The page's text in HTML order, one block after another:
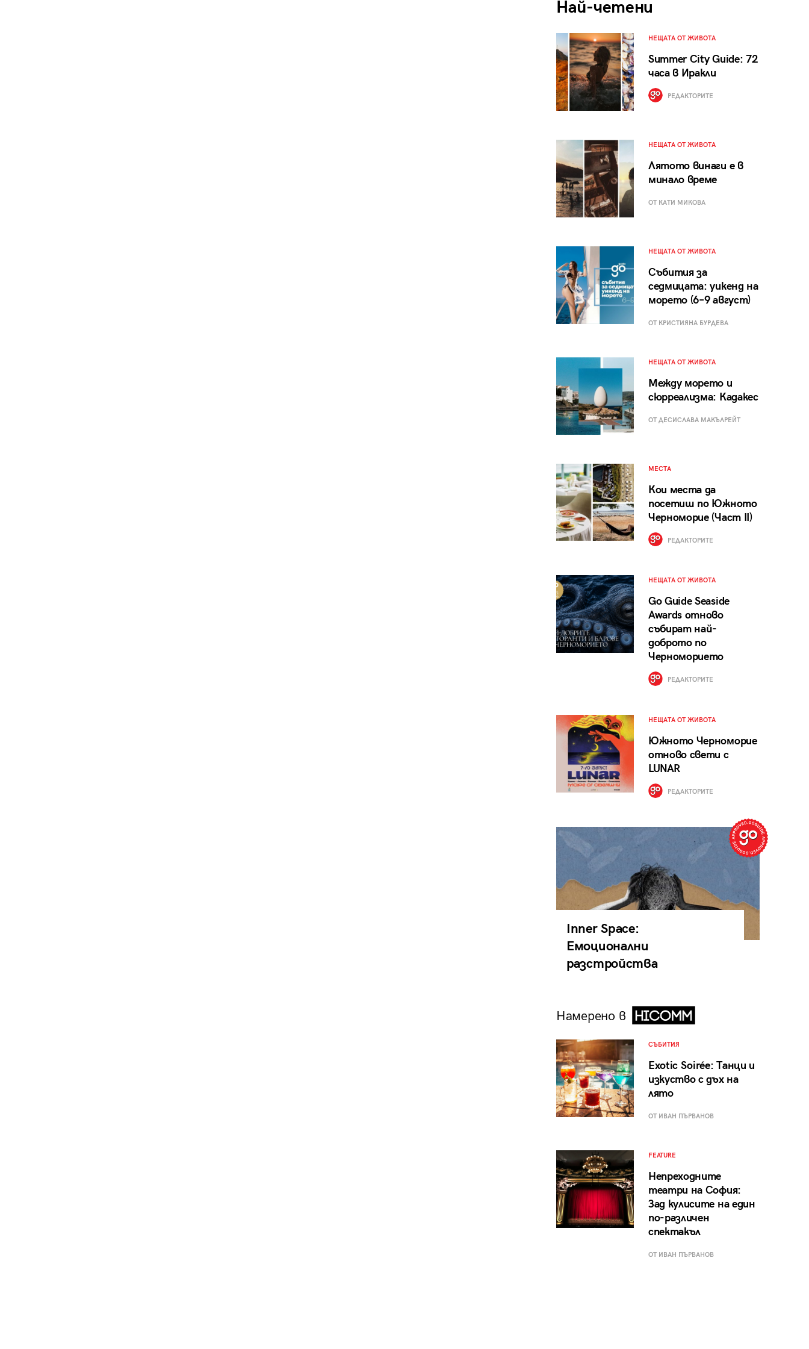
Най-четени
НЕЩАТА ОТ ЖИВОТА
Summer City Guide: 72
часа в Иракли
РЕДАКТОРИТЕ
НЕЩАТА ОТ ЖИВОТА
Лятото винаги е в
минало време
ОТ КАТИ МИКОВА
НЕЩАТА ОТ ЖИВОТА
Събития за
седмицата: уикенд на
морето (6–9 август)
ОТ КРИСТИЯНА БУРДЕВА
НЕЩАТА ОТ ЖИВОТА
Между морето и
сюрреализма: Кадакес
ОТ ДЕСИСЛАВА МАКЪЛРЕЙТ
МЕСТА
Кои места да
посетиш по Южното
Черноморие (Част II)
РЕДАКТОРИТЕ
НЕЩАТА ОТ ЖИВОТА
Go Guide Seaside
Awards отново
събират най-
доброто по
Черноморието
РЕДАКТОРИТЕ
НЕЩАТА ОТ ЖИВОТА
Южното Черноморие
отново свети с
LUNAR
РЕДАКТОРИТЕ
Inner Space:
Емоционални
разстройства
Намерено в
СЪБИТИЯ
Exotic Soirée: Танци и
изкуство с дъх на
лято
ОТ ИВАН ПЪРВАНОВ
FEATURE
Непреходните
театри на София:
Зад кулисите на един
по-различен
спектакъл
ОТ ИВАН ПЪРВАНОВ